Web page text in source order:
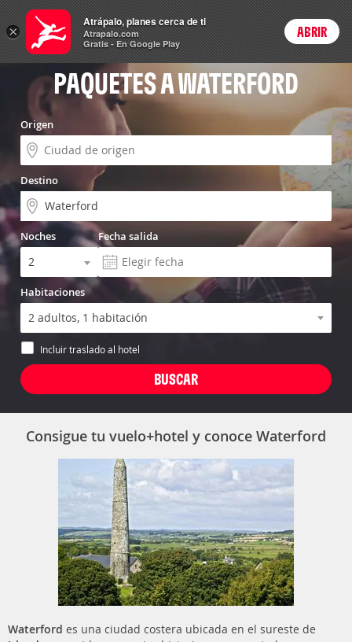
Vuelo+Hotel Login
PAQUETES A WATERFORD
Origen
Destino
Noches Fecha salida
Habitaciones
Incluir traslado al hotel
Consigue tu vuelo+hotel y conoce Waterford
Waterford es una ciudad costera ubicada en el sureste de
×
Atrápalo, planes cerca de ti
Atrapalo.com
Gratis - En Google Play
ABRIR